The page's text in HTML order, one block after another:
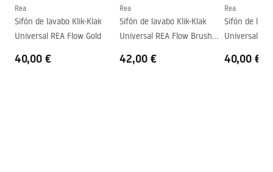
Forma
Agujero del grifo
No
Rea
Sifón de lavabo Klik-Klak
Universal REA Flow Gold
40,00 €
Rea
Sifón de lavabo Klik-Klak
Universal REA Flow Brush
42,00 €
Rea
Sifón de
Universal
40,00 €